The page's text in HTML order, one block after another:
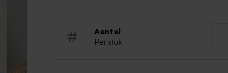
Aantal
Per stuk